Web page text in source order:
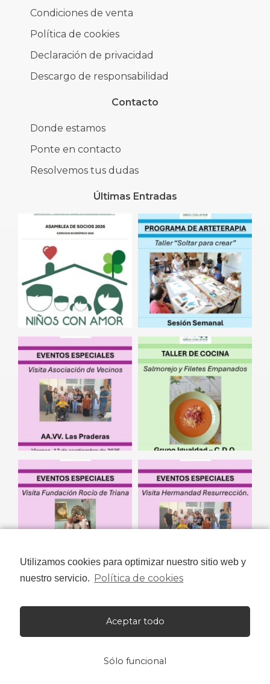
Utilizamos cookies para optimizar nuestro sitio web y
nuestro servicio. Política de cookies
Aceptar todo
Sólo funcional
Condiciones de venta
Política de cookies
Declaración de privacidad
Descargo de responsabilidad
Contacto
Donde estamos
Ponte en contacto
Resolvemos tus dudas
Últimas Entradas